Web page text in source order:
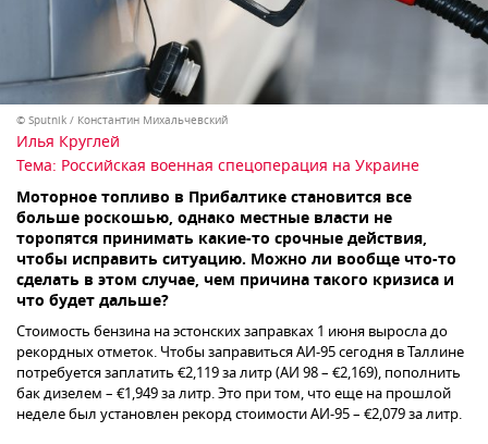
© Sputnik / Константин Михальчевский
Илья Круглей
Тема: Российская военная спецоперация на Украине
Моторное топливо в Прибалтике становится все
больше роскошью, однако местные власти не
торопятся принимать какие-то срочные действия,
чтобы исправить ситуацию. Можно ли вообще что-то
сделать в этом случае, чем причина такого кризиса и
что будет дальше?
Стоимость бензина на эстонских заправках 1 июня выросла до
рекордных отметок. Чтобы заправиться АИ-95 сегодня в Таллине
потребуется заплатить €2,119 за литр (АИ 98 – €2,169), пополнить
бак дизелем – €1,949 за литр. Это при том, что еще на прошлой
неделе был установлен рекорд стоимости АИ-95 – €2,079 за литр.